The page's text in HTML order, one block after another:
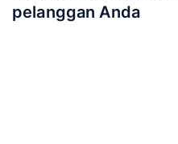
pelanggan Anda